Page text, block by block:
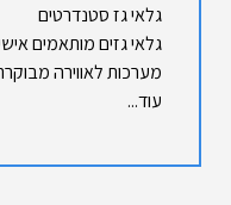
גלאי גז סטנדרטים
גלאי גזים מותאמים
מערכות לאווירה
עוד...